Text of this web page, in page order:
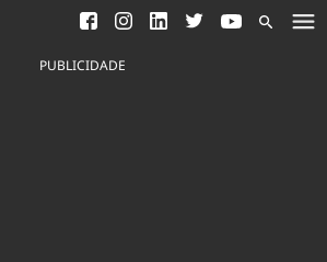
Saneamento
Indicadores
PUBLICIDADE